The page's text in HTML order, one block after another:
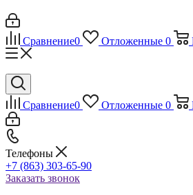
Сравнение0 Отложенные 0
Сравнение0 Отложенные 0
Телефоны
+7 (863) 303-65-90
Заказать звонок